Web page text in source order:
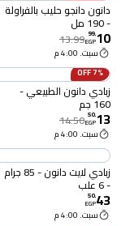
دانون دانجو حليب بالفراولة
- 190 مل
10
.
99
EGP
13.99
سبت. 4:00 م
7% OFF
زبادي دانون الطبيعي -
160 جم
13
.
50
EGP
14.50
سبت. 4:00 م
زبادي لايت دانون - 85 جرام
- 6 علب
43
.
50
EGP
سبت. 4:00 م